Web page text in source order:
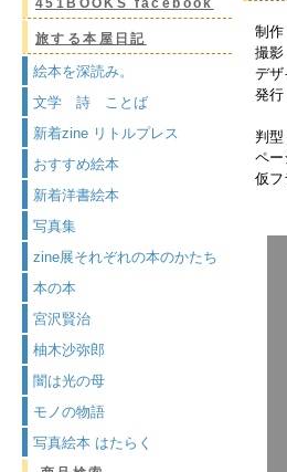
451BOOKS facebook
旅する本屋日記
絵本を深読み。
文学 詩 ことば
新着zine リトルプレス
おすすめ絵本
新着洋書絵本
写真集
zine展それぞれの本のかたち
本の本
宮沢賢治
柚木沙弥郎
闇は光の母
モノの物語
写真絵本 はたらく
制作
撮影
デザ
発行
判型
ペー
仮フ